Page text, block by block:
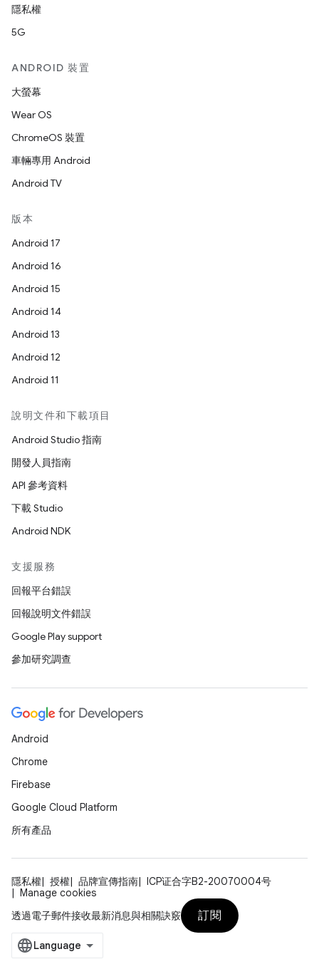
隱私權
5G
ANDROID 裝置
大螢幕
Wear OS
ChromeOS 裝置
車輛專用 Android
Android TV
版本
Android 17
Android 16
Android 15
Android 14
Android 13
Android 12
Android 11
說明文件和下載項目
Android Studio 指南
開發人員指南
API 參考資料
下載 Studio
Android NDK
支援服務
回報平台錯誤
回報說明文件錯誤
Google Play support
參加研究調查
Android
Chrome
Firebase
Google Cloud Platform
所有產品
隱私權 授權 品牌宣傳指南
ICP证合字B2-20070004号
Manage cookies
透過電子郵件接收最新消息與相關訣竅
訂閱